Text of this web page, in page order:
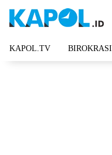
KAPOL.TV BIROKRASI